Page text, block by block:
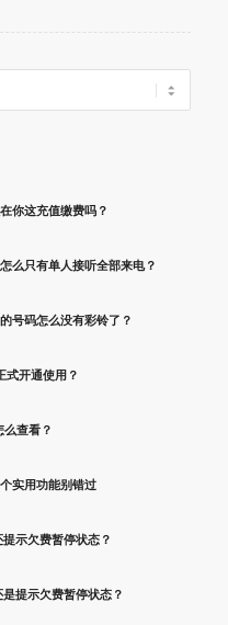
你这充值缴费吗？
么只有单人接听全部来电？
号码怎么没有彩铃了？
式开通使用？
查看？
实用功能别错过
示欠费暂停状态？
提示欠费暂停状态？